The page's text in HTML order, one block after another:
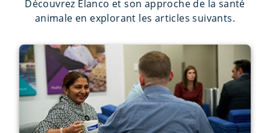
Découvrez Elanco et son approche de la santé
animale en explorant les articles suivants.